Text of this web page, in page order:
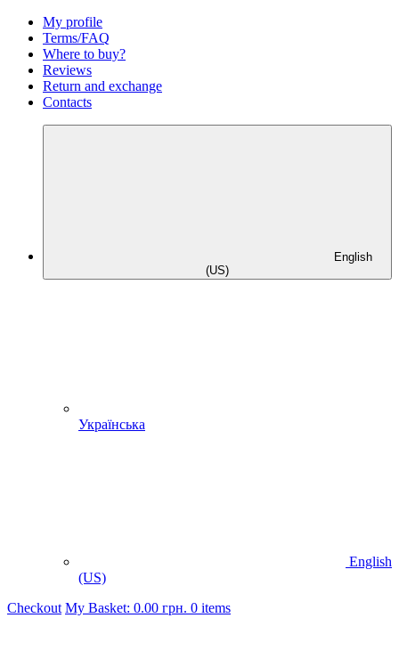
My profile
Terms/FAQ
Where to buy?
Reviews
Return and exchange
Contacts
English
(US)
Українська
English
(US)
Checkout My Basket: 0.00 грн. 0 items